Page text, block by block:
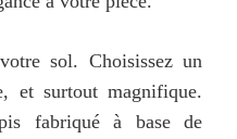
sol. Choisissez un
et surtout magnifique.
fabriqué à base de